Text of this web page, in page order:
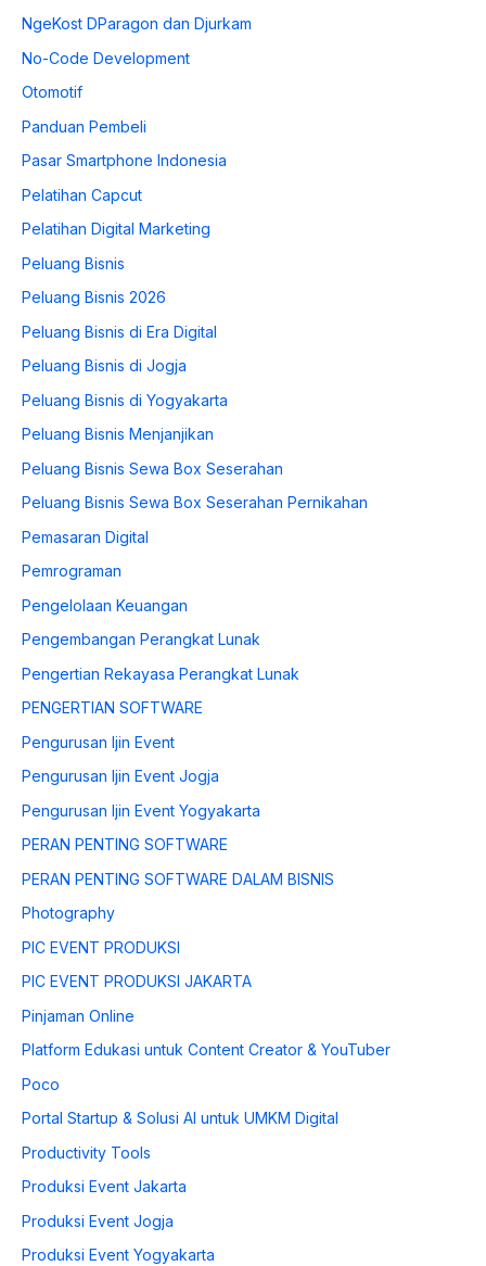
NgeKost DParagon dan Djurkam
No-Code Development
Otomotif
Panduan Pembeli
Pasar Smartphone Indonesia
Pelatihan Capcut
Pelatihan Digital Marketing
Peluang Bisnis
Peluang Bisnis 2026
Peluang Bisnis di Era Digital
Peluang Bisnis di Jogja
Peluang Bisnis di Yogyakarta
Peluang Bisnis Menjanjikan
Peluang Bisnis Sewa Box Seserahan
Peluang Bisnis Sewa Box Seserahan Pernikahan
Pemasaran Digital
Pemrograman
Pengelolaan Keuangan
Pengembangan Perangkat Lunak
Pengertian Rekayasa Perangkat Lunak
PENGERTIAN SOFTWARE
Pengurusan Ijin Event
Pengurusan Ijin Event Jogja
Pengurusan Ijin Event Yogyakarta
PERAN PENTING SOFTWARE
PERAN PENTING SOFTWARE DALAM BISNIS
Photography
PIC EVENT PRODUKSI
PIC EVENT PRODUKSI JAKARTA
Pinjaman Online
Platform Edukasi untuk Content Creator & YouTuber
Poco
Portal Startup & Solusi AI untuk UMKM Digital
Productivity Tools
Produksi Event Jakarta
Produksi Event Jogja
Produksi Event Yogyakarta